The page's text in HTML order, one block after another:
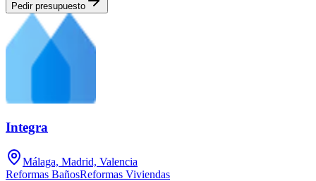
Pedir presupuesto
Integra
Málaga, Madrid, Valencia
Reformas BañosReformas Viviendas